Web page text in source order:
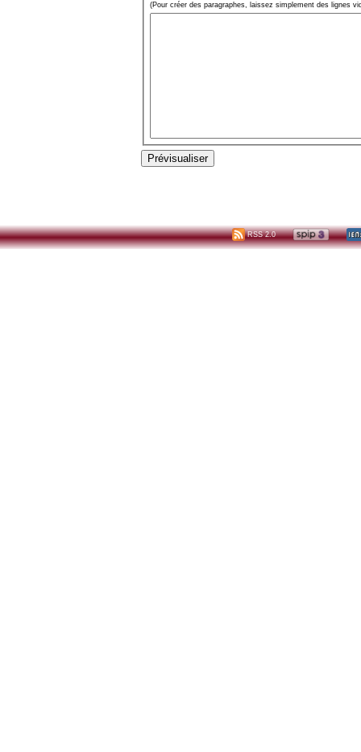
(Pour créer des paragraphes, laissez simplement des lignes
RSS 2.0